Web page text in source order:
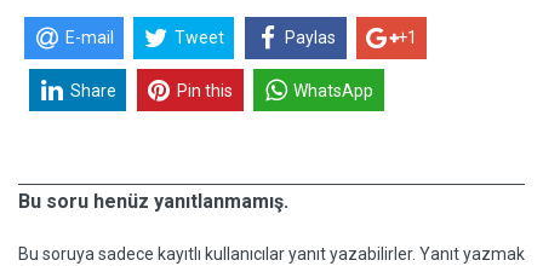
E-mail Tweet Paylas +1
Share Pin this WhatsApp
Bu soru henüz yanıtlanmamış.
Bu soruya sadece kayıtlı kullanıcılar yanıt yazabilirler. Yanıt yazmak